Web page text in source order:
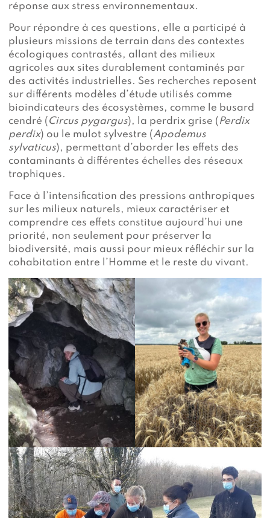
réponse aux stress environnementaux.
Pour répondre à ces questions, elle a participé à
plusieurs missions de terrain dans des contextes
écologiques contrastés, allant des milieux
agricoles aux sites durablement contaminés par
des activités industrielles. Ses recherches reposent
sur différents modèles d’étude utilisés comme
bioindicateurs des écosystèmes, comme le busard
cendré ( Circus pygargus), la perdrix grise ( Perdix
perdix) ou le mulot sylvestre (Apodemus
sylvaticus), permettant d’aborder les effets des
contaminants à différentes échelles des réseaux
trophiques.
Face à l’intensification des pressions anthropiques
sur les milieux naturels, mieux caractériser et
comprendre ces effets constitue aujourd’hui une
priorité, non seulement pour préserver la
biodiversité, mais aussi pour mieux réfléchir sur la
cohabitation entre l’Homme et le reste du vivant.